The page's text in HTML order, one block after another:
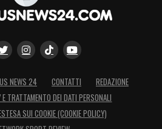
NEWS 24 CONTATTI
REDAZIONE
TRATTAMENTO DEI DATI PERSONALI
SUI COOKIE (COOKIE POLICY)